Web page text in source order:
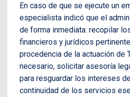
En caso de que se ejecute un
especialista indicó que el
de forma inmediata: recopilar
financieros y jurídicos
procedencia de la actuación de
necesario, solicitar asesoría
para resguardar los intereses
continuidad de los servicios